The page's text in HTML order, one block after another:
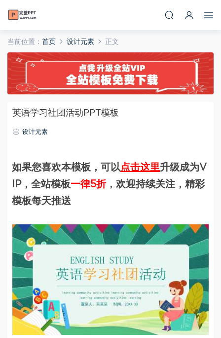
当前位置： 首页 设计元素 正文
英语学习社团活动PPT模板
设计元素
如果您喜欢本模板，可以点击这里升级成为V
IP，全站模板一律5折，欢迎持续关注，精彩
模板每天推送